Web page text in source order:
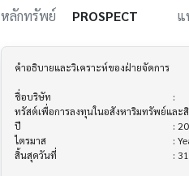
หลักทรัพย์ PROSPECT แ
คำอธิบายและวิเคราะห์ของฝ่ายจัดการ
ชื่อบริษัท                               			 :
ทรัสต์เพื่อการลงทุนในอสังหาริมทรัพย์และ
ปี                                     			 : 2024
ไตรมาส                                			 : Yearly
สิ้นสุดวันที่                              			 : 31 ธ.ค. 2567